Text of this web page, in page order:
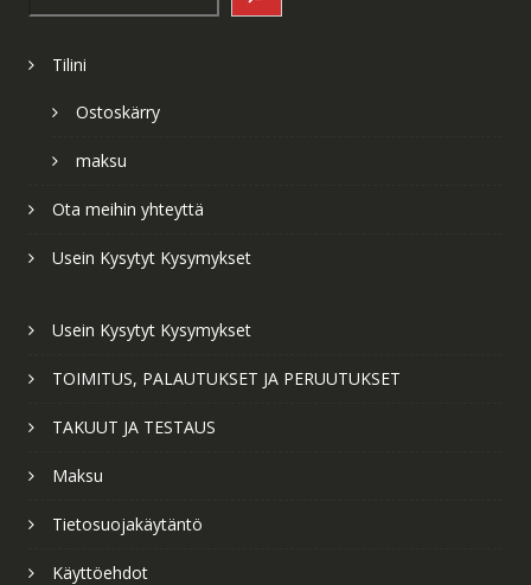
Tilini
Ostoskärry
maksu
Ota meihin yhteyttä
Usein Kysytyt Kysymykset
Usein Kysytyt Kysymykset
TOIMITUS, PALAUTUKSET JA PERUUTUKSET
TAKUUT JA TESTAUS
Maksu
Tietosuojakäytäntö
Käyttöehdot